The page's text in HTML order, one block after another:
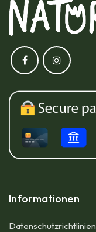
Informationen
Datenschutzrichtlinien